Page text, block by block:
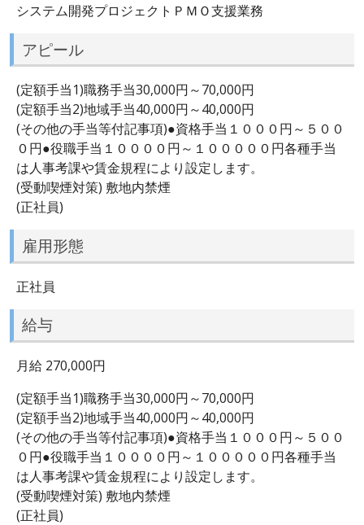
システム開発プロジェクトＰＭＯ支援業務
アピール
(定額手当1)職務手当30,000円～70,000円
(定額手当2)地域手当40,000円～40,000円
(その他の手当等付記事項)●資格手当１０００円～５００
０円●役職手当１００００円～１０００００円各種手当
は人事考課や賃金規程により設定します。
(受動喫煙対策) 敷地内禁煙
(正社員)
雇用形態
正社員
給与
月給 270,000円
(定額手当1)職務手当30,000円～70,000円
(定額手当2)地域手当40,000円～40,000円
(その他の手当等付記事項)●資格手当１０００円～５００
０円●役職手当１００００円～１０００００円各種手当
は人事考課や賃金規程により設定します。
(受動喫煙対策) 敷地内禁煙
(正社員)